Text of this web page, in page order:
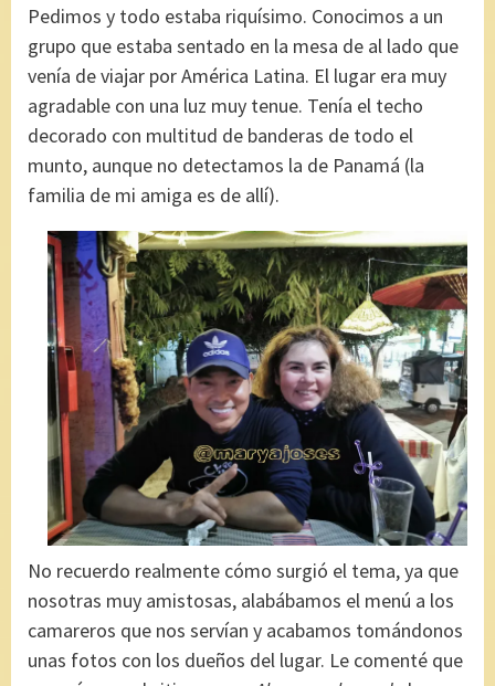
Pedimos y todo estaba riquísimo. Conocimos a un
grupo que estaba sentado en la mesa de al lado que
venía de viajar por América Latina. El lugar era muy
agradable con una luz muy tenue. Tenía el techo
decorado con multitud de banderas de todo el
munto, aunque no detectamos la de Panamá (la
familia de mi amiga es de allí).
No recuerdo realmente cómo surgió el tema, ya que
nosotras muy amistosas, alabábamos el menú a los
camareros que nos servían y acabamos tomándonos
unas fotos con los dueños del lugar. Le comenté que